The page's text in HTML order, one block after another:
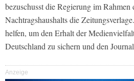
bezuschusst die Regierung im Rahmen
Nachtragshaushalts die
helfen, um den Erhalt der
Deutschland zu sichern und den
Anzeige